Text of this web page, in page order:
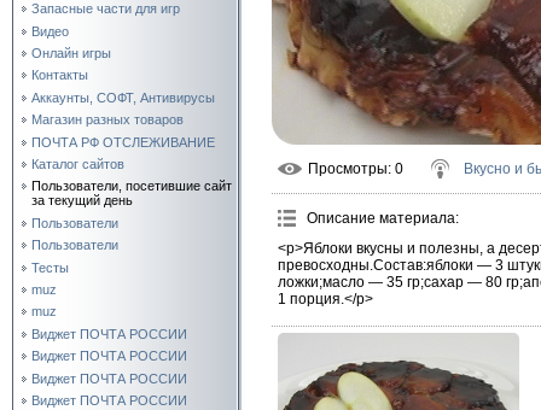
Запасные части для игр
Видео
Онлайн игры
Контакты
Аккаунты, СОФТ, Антивирусы
Магазин разных товаров
ПОЧТА РФ ОТСЛЕЖИВАНИЕ
Каталог сайтов
Пользователи, посетившие сайт
за текущий день
Пользователи
Пользователи
Тесты
muz
muz
Виджет ПОЧТА РОССИИ
Виджет ПОЧТА РОССИИ
Виджет ПОЧТА РОССИИ
Виджет ПОЧТА РОССИИ
Просмотры: 0 Вкусно и
Описание материала:
<p>Яблоки вкусны и полезны, а
превосходны.Состав:яблоки — 3
ложки;масло — 35 гр;сахар — 80
1 порция.</p>